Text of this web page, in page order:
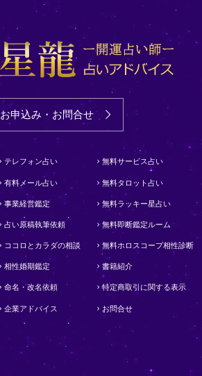
お申込み・お問合せ
テレフォン占い
有料メール占い
事業経営鑑定
占い原稿執筆依頼
ココロとカラダの相談
相性婚期鑑定
命名・改名依頼
企業アドバイス
無料サービス占い
無料タロット占い
無料ラッキー星占い
無料即断鑑定ルーム
無料ホロスコープ相性診断
書籍紹介
特定商取引に関する表示
お問合せ